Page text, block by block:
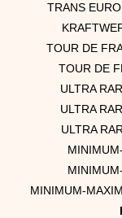
TRANS
TOUR DE
TOUR DE
ULTRA
ULTRA
ULTRA
MINIMUM-